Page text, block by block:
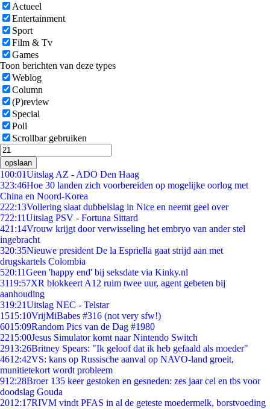
Actueel
Entertainment
Sport
Film & Tv
Games
Toon berichten van deze types
Weblog
Column
(P)review
Special
Poll
Scrollbar gebruiken
opslaan
100:01Uitslag AZ - ADO Den Haag
323:46Hoe 30 landen zich voorbereiden op mogelijke oorlog met
China en Noord-Korea
222:13Vollering slaat dubbelslag in Nice en neemt geel over
722:11Uitslag PSV - Fortuna Sittard
421:14Vrouw krijgt door verwisseling het embryo van ander stel
ingebracht
320:35Nieuwe president De la Espriella gaat strijd aan met
drugskartels Colombia
520:11Geen 'happy end' bij seksdate via Kinky.nl
3119:57XR blokkeert A12 ruim twee uur, agent gebeten bij
aanhouding
319:21Uitslag NEC - Telstar
1515:10VrijMiBabes #316 (not very sfw!)
6015:09Random Pics van de Dag #1980
2215:00Jesus Simulator komt naar Nintendo Switch
2913:26Britney Spears: "Ik geloof dat ik heb gefaald als moeder"
4612:42VS: kans op Russische aanval op NAVO-land groeit,
munitietekort wordt probleem
912:28Broer 135 keer gestoken en gesneden: zes jaar cel en tbs voor
doodslag Gouda
2012:17RIVM vindt PFAS in al de geteste moedermelk, borstvoeding